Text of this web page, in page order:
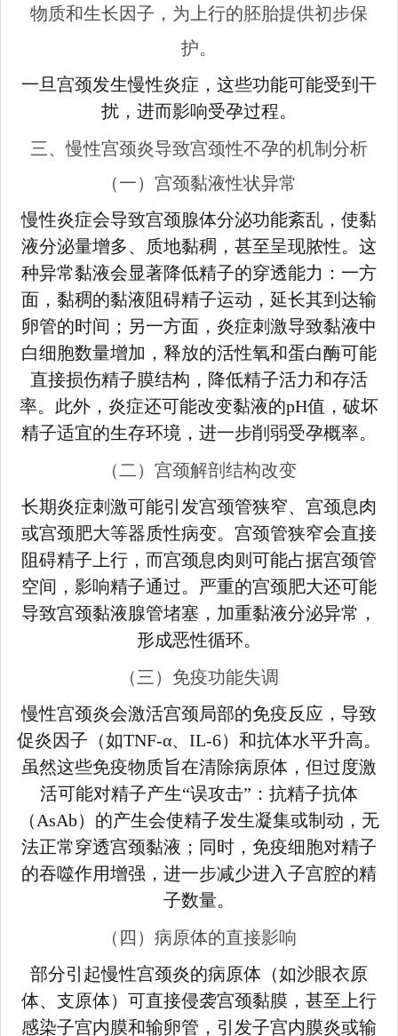
物质和生长因子，为上行的胚胎提供初步保
护。
一旦宫颈发生慢性炎症，这些功能可能受到干
扰，进而影响受孕过程。
三、慢性宫颈炎导致宫颈性不孕的机制分析
（一）宫颈黏液性状异常
慢性炎症会导致宫颈腺体分泌功能紊乱，使黏
液分泌量增多、质地黏稠，甚至呈现脓性。这
种异常黏液会显著降低精子的穿透能力：一方
面，黏稠的黏液阻碍精子运动，延长其到达输
卵管的时间；另一方面，炎症刺激导致黏液中
白细胞数量增加，释放的活性氧和蛋白酶可能
直接损伤精子膜结构，降低精子活力和存活
率。此外，炎症还可能改变黏液的pH值，破坏
精子适宜的生存环境，进一步削弱受孕概率。
（二）宫颈解剖结构改变
长期炎症刺激可能引发宫颈管狭窄、宫颈息肉
或宫颈肥大等器质性病变。宫颈管狭窄会直接
阻碍精子上行，而宫颈息肉则可能占据宫颈管
空间，影响精子通过。严重的宫颈肥大还可能
导致宫颈黏液腺管堵塞，加重黏液分泌异常，
形成恶性循环。
（三）免疫功能失调
慢性宫颈炎会激活宫颈局部的免疫反应，导致
促炎因子（如TNF-α、IL-6）和抗体水平升高。
虽然这些免疫物质旨在清除病原体，但过度激
活可能对精子产生“误攻击”：抗精子抗体
（AsAb）的产生会使精子发生凝集或制动，无
法正常穿透宫颈黏液；同时，免疫细胞对精子
的吞噬作用增强，进一步减少进入子宫腔的精
子数量。
（四）病原体的直接影响
部分引起慢性宫颈炎的病原体（如沙眼衣原
体、支原体）可直接侵袭宫颈黏膜，甚至上行
感染子宫内膜和输卵管，引发子宫内膜炎或输